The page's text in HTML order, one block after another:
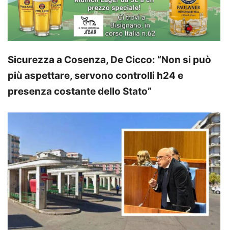
Sicurezza a Cosenza, De Cicco: “Non si può
più aspettare, servono controlli h24 e
presenza costante dello Stato”